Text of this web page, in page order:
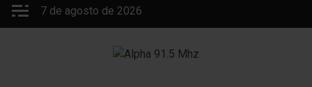
Saltar
7 de agosto de 2026